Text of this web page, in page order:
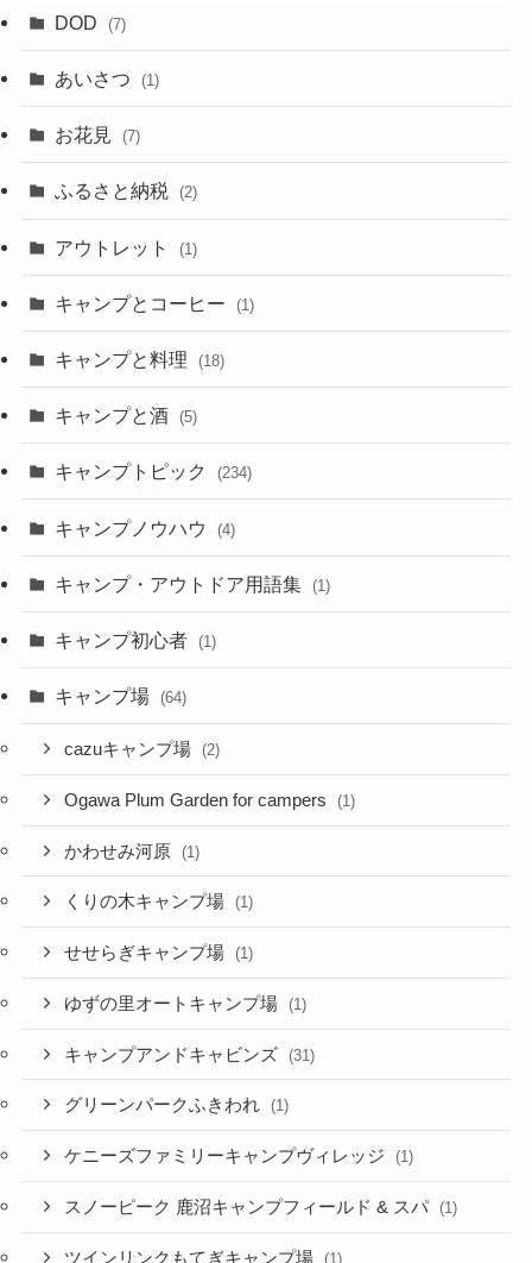
DOD (7)
あいさつ (1)
お花見 (7)
ふるさと納税 (2)
アウトレット (1)
キャンプとコーヒー (1)
キャンプと料理 (18)
キャンプと酒 (5)
キャンプトピック (234)
キャンプノウハウ (4)
キャンプ・アウトドア用語集 (1)
キャンプ初心者 (1)
キャンプ場 (64)
cazuキャンプ場 (2)
Ogawa Plum Garden for campers (1)
かわせみ河原 (1)
くりの木キャンプ場 (1)
せせらぎキャンプ場 (1)
ゆずの里オートキャンプ場 (1)
キャンプアンドキャビンズ (31)
グリーンパークふきわれ (1)
ケニーズファミリーキャンプヴィレッジ (1)
スノーピーク 鹿沼キャンプフィールド & スパ (1)
ツインリンクもてぎキャンプ場 (1)